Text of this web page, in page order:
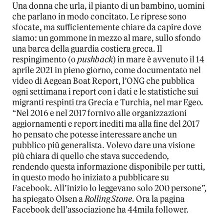
Una donna che urla, il pianto di un bambino, uomini
che parlano in modo concitato. Le riprese sono
sfocate, ma sufficientemente chiare da capire dove
siamo: un gommone in mezzo al mare, sullo sfondo
una barca della guardia costiera greca. Il
respingimento (opushback) in mare è avvenuto il 14
aprile 2021 in pieno giorno, come documentato nel
video di Aegean Boat Report, l’ONG che pubblica
ogni settimana i report con i dati e le statistiche sui
migranti respinti tra Grecia e Turchia, nel mar Egeo.
“Nel 2016 e nel 2017 fornivo alle organizzazioni
aggiornamenti e report inediti ma alla fine del 2017
ho pensato che potesse interessare anche un
pubblico più generalista. Volevo dare una visione
più chiara di quello che stava succedendo,
rendendo questa informazione disponibile per tutti,
in questo modo ho iniziato a pubblicare su
Facebook. All’inizio lo leggevano solo 200 persone”,
ha spiegato Olsen aRolling Stone. Ora la pagina
Facebook dell’associazione ha 44mila follower.